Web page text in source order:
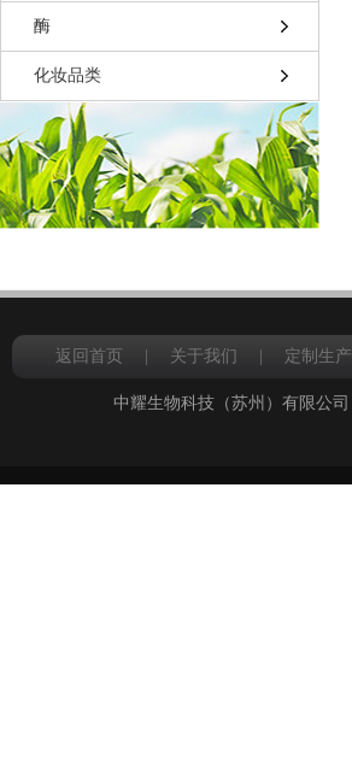
酶
化妆品类
返回首页 关于我们 定制生产
中耀生物科技（苏州）有限公司